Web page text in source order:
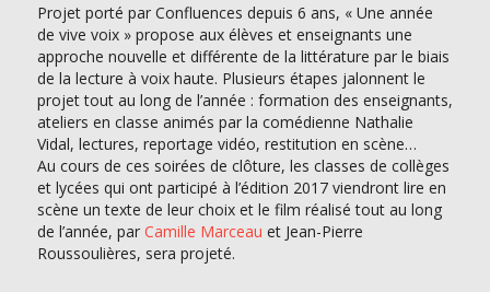
Projet porté par Confluences depuis 6 ans, « Une année
de vive voix » propose aux élèves et enseignants une
approche nouvelle et différente de la littérature par le biais
de la lecture à voix haute. Plusieurs étapes jalonnent le
projet tout au long de l’année : formation des enseignants,
ateliers en classe animés par la comédienne Nathalie
Vidal, lectures, reportage vidéo, restitution en scène…
Au cours de ces soirées de clôture, les classes de collèges
et lycées qui ont participé à l’édition 2017 viendront lire en
scène un texte de leur choix et le film réalisé tout au long
de l’année, par Camille Marceau et Jean-Pierre
Roussoulières, sera projeté.